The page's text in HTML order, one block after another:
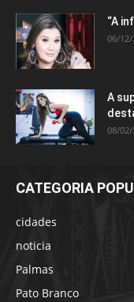
“A
06/12/
A
08/02/
CATEGORIA
cidades
noticia
Palmas
Pato Branco